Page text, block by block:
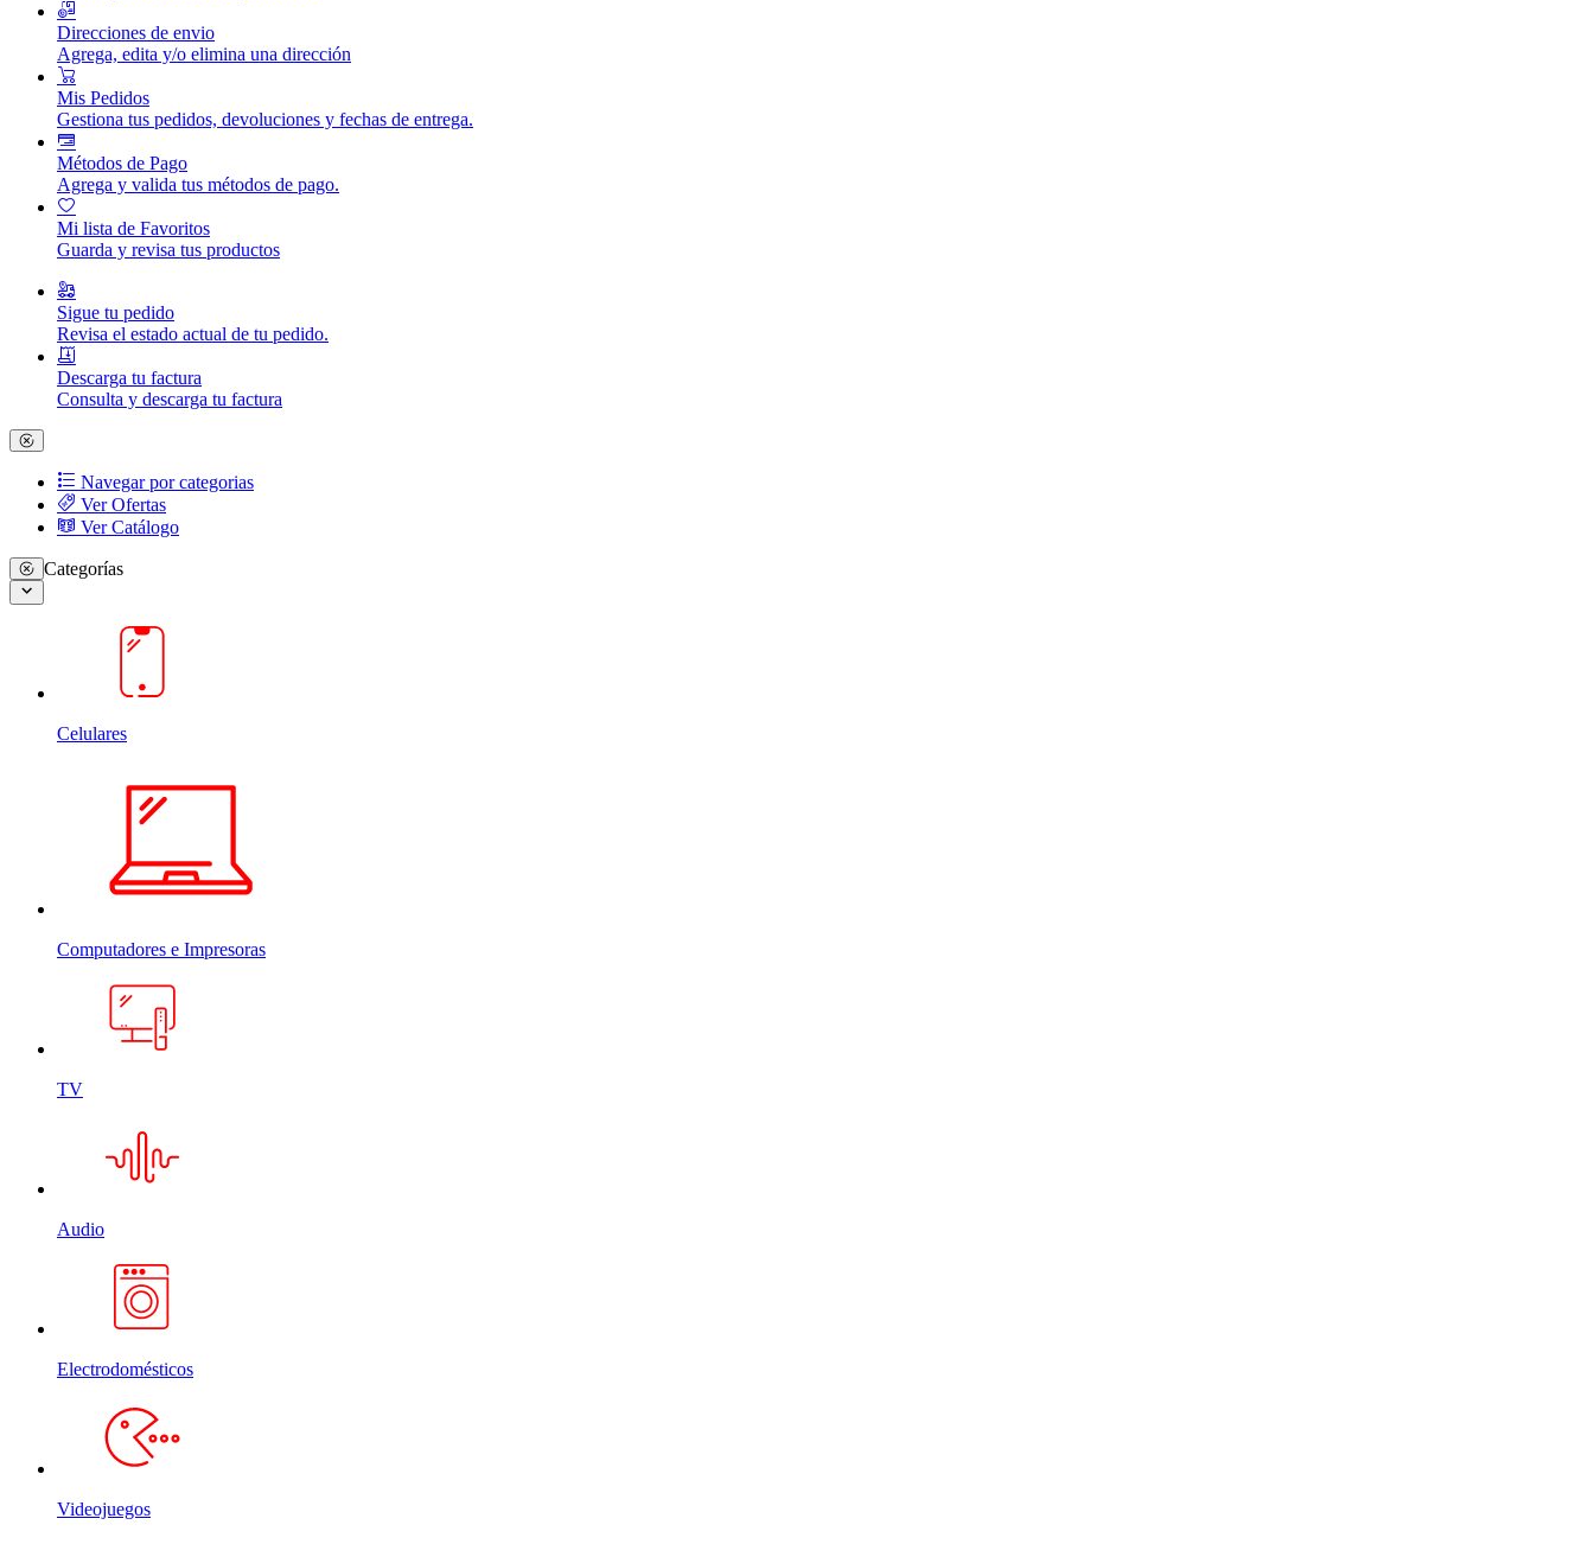
Direcciones de envio
Agrega, edita y/o elimina una dirección
Mis Pedidos
Gestiona tus pedidos, devoluciones y fechas de entrega.
Métodos de Pago
Agrega y valida tus métodos de pago.
Mi lista de Favoritos
Guarda y revisa tus productos
Sigue tu pedido
Revisa el estado actual de tu pedido.
Descarga tu factura
Consulta y descarga tu factura
Navegar por categorias
Ver Ofertas
Ver Catálogo
Categorías
Celulares
Computadores e Impresoras
TV
Audio
Electrodomésticos
Videojuegos